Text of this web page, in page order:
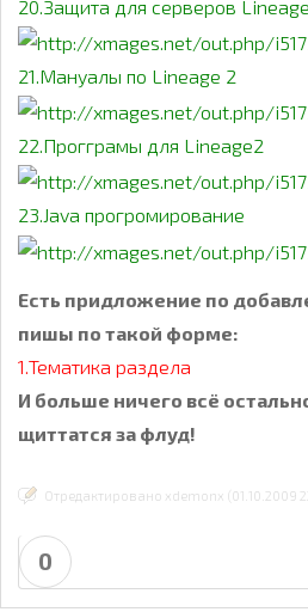
20.Защита для серверов
21.Мануалы по Lineage 2
22.Прогграмы для Lineage2
23.Java прогромирование
Есть придложение по
пишы по такой форме:
1.Тематика раздела
И больше ничего всё
щиттатся за флуд!
Отредактировано xdemonx (01.10.2009
0